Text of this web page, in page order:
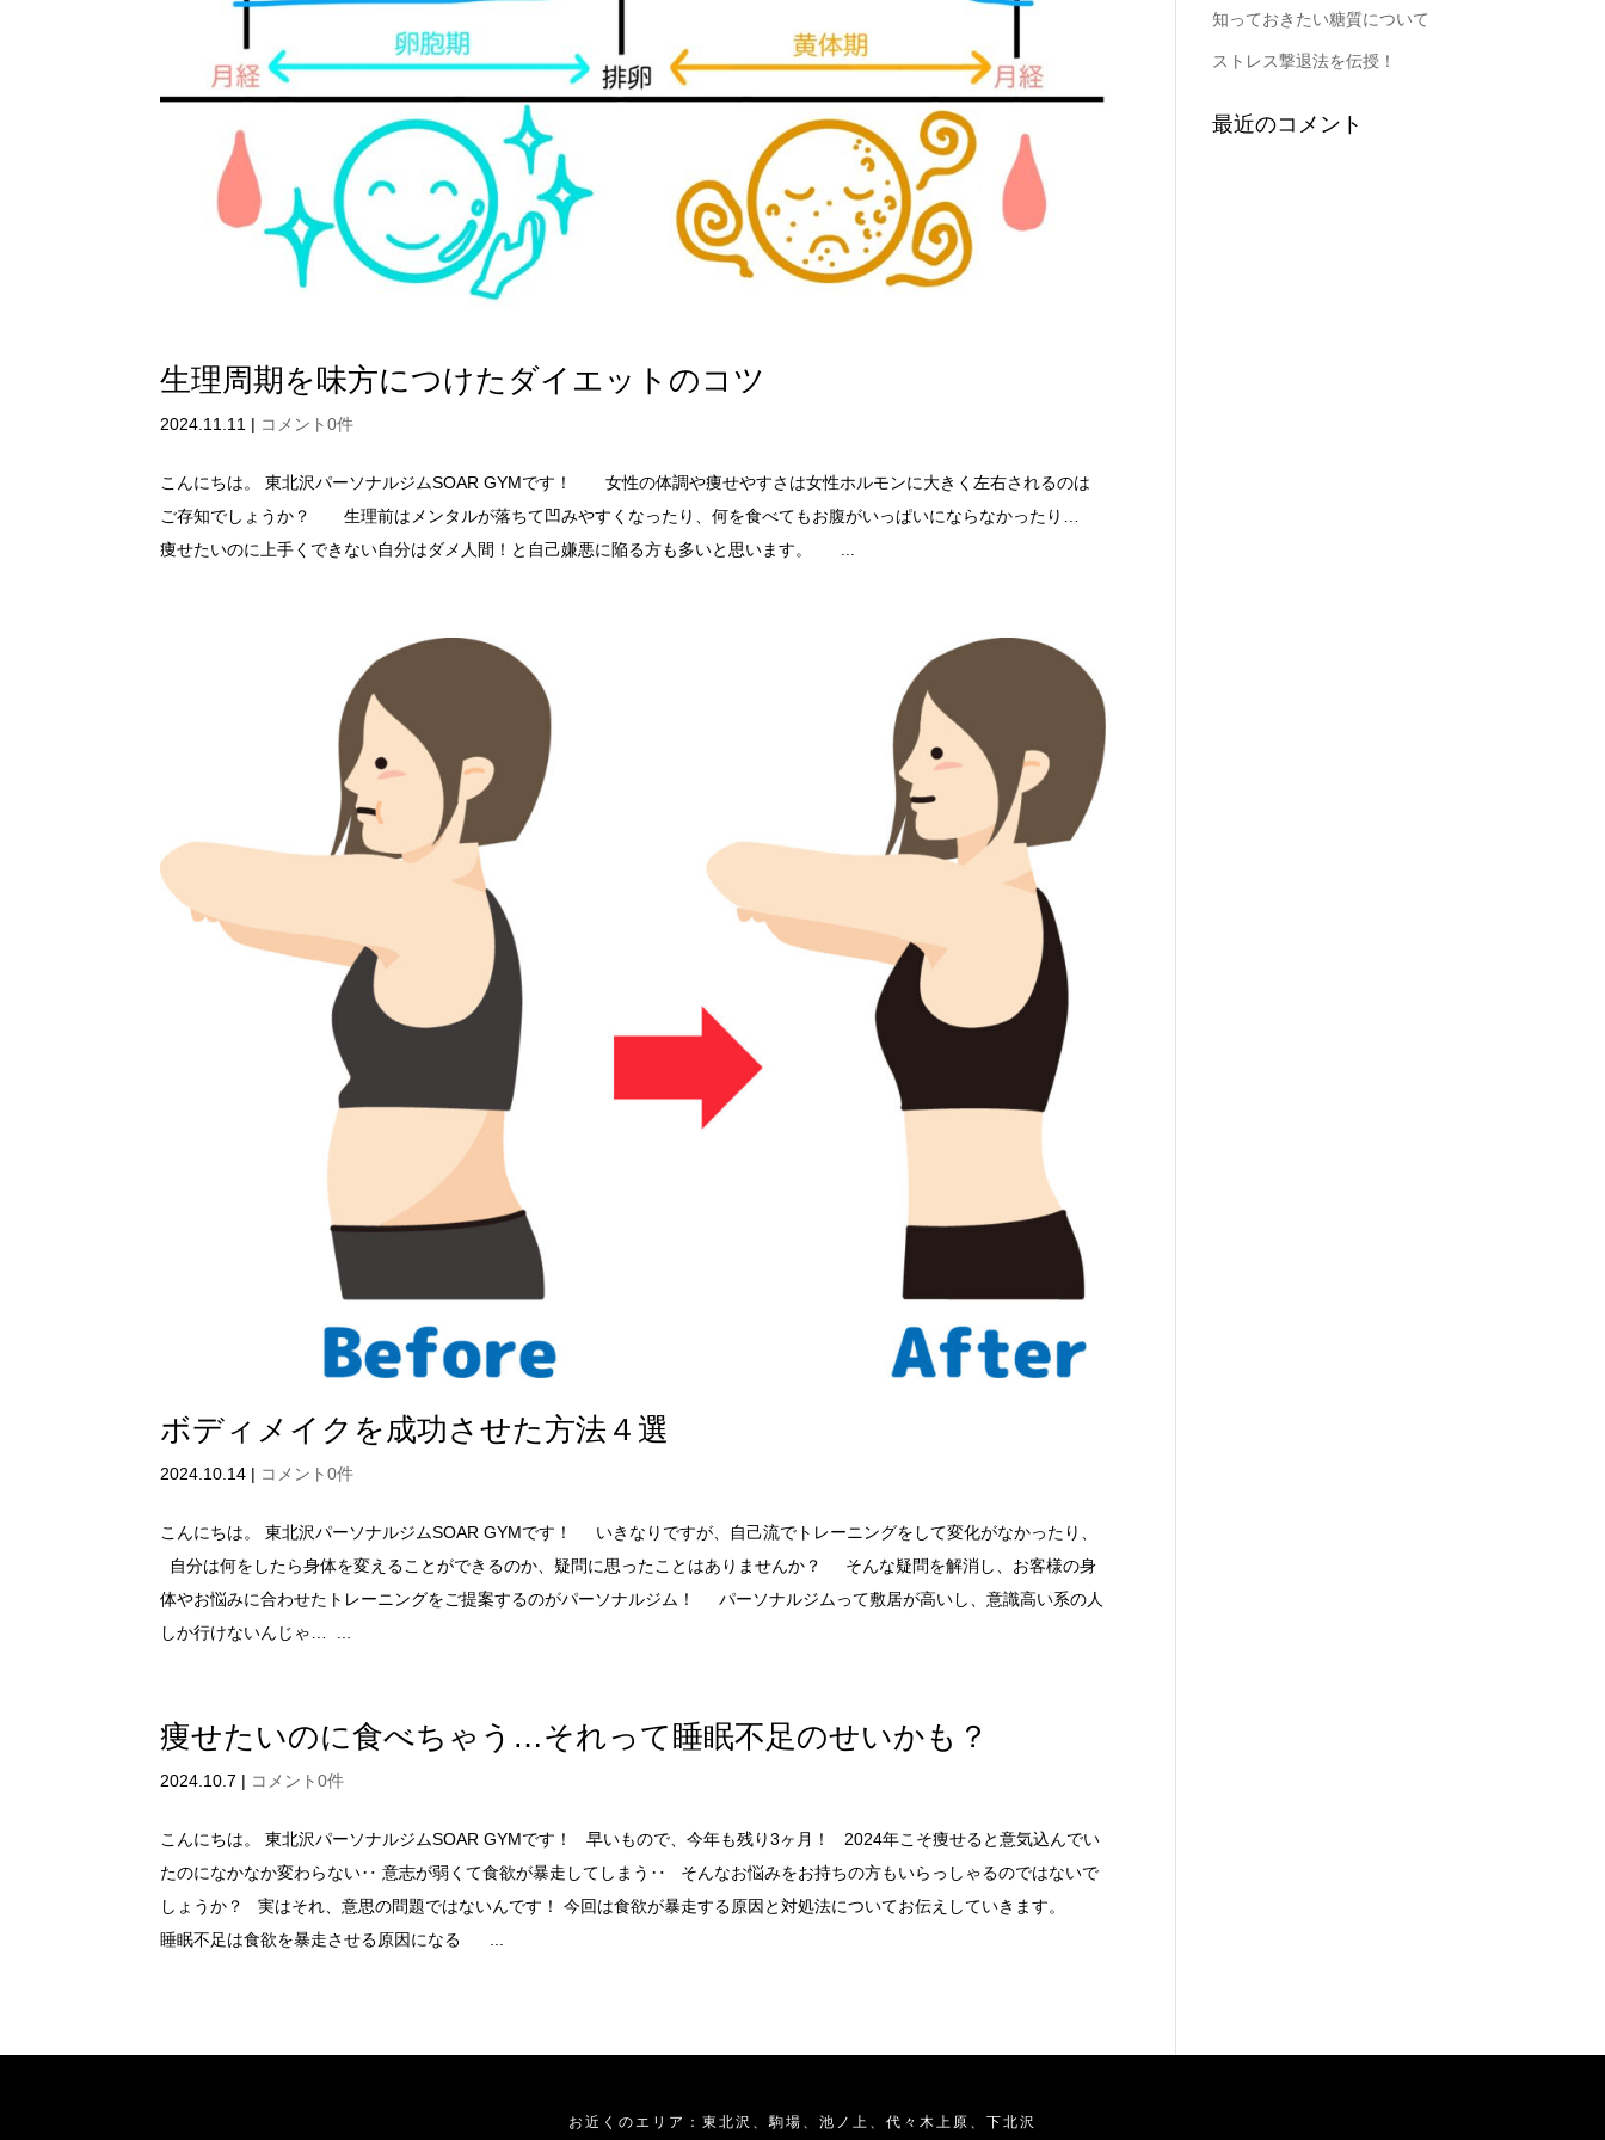
生理周期を味方につけたダイエットのコツ
2024.11.11 | コメント0件
こんにちは。 東北沢パーソナルジムSOAR GYMです！ 女性の体調や痩せやすさは女性ホルモンに大きく左右されるのは
ご存知でしょうか？ 生理前はメンタルが落ちて凹みやすくなったり、何を食べてもお腹がいっぱいにならなかったり…
痩せたいのに上手くできない自分はダメ人間！と自己嫌悪に陥る方も多いと思います。 ...
ボディメイクを成功させた方法４選
2024.10.14 | コメント0件
こんにちは。 東北沢パーソナルジムSOAR GYMです！ いきなりですが、自己流でトレーニングをして変化がなかったり、
自分は何をしたら身体を変えることができるのか、疑問に思ったことはありませんか？ そんな疑問を解消し、お客様の身
体やお悩みに合わせたトレーニングをご提案するのがパーソナルジム！ パーソナルジムって敷居が高いし、意識高い系の人
しか行けないんじゃ… ...
痩せたいのに食べちゃう…それって睡眠不足のせいかも？
2024.10.7 | コメント0件
こんにちは。 東北沢パーソナルジムSOAR GYMです！ 早いもので、今年も残り3ヶ月！ 2024年こそ痩せると意気込んでい
たのになかなか変わらない‥ 意志が弱くて食欲が暴走してしまう‥ そんなお悩みをお持ちの方もいらっしゃるのではないで
しょうか？ 実はそれ、意思の問題ではないんです！ 今回は食欲が暴走する原因と対処法についてお伝えしていきます。
睡眠不足は食欲を暴走させる原因になる ...
知っておきたい糖質について
ストレス撃退法を伝授！
最近のコメント
お近くのエリア：東北沢、駒場、池ノ上、代々木上原、下北沢